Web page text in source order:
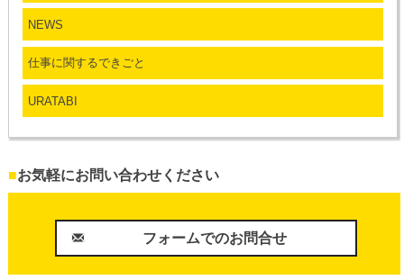
NEWS
仕事に関するできごと
URATABI
■お気軽にお問い合わせください
フォームでのお問合せ